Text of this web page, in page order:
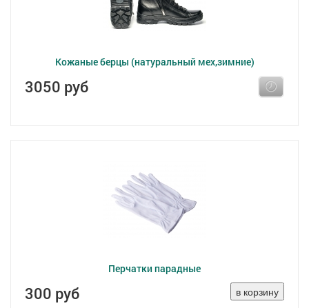
Кожаные берцы (натуральный мех,зимние)
3050 руб
Перчатки парадные
300 руб